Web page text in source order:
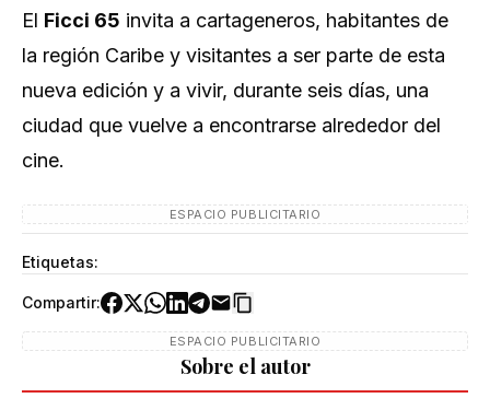
El Ficci 65 invita a cartageneros, habitantes de
la región Caribe y visitantes a ser parte de esta
nueva edición y a vivir, durante seis días, una
ciudad que vuelve a encontrarse alrededor del
cine.
ESPACIO PUBLICITARIO
Etiquetas:
Compartir:
ESPACIO PUBLICITARIO
Sobre el autor